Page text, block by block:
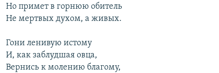
Но примет в горнюю обитель
Не мертвых духом, а живых.
Гони ленивую истому
И, как заблудшая овца,
Вернись к молению благому,